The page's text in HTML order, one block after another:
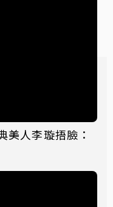
美人李璇捂臉：